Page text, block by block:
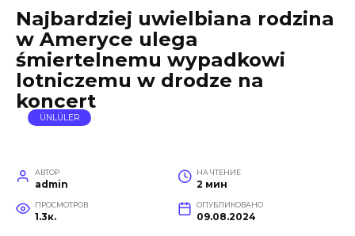
Najbardziej uwielbiana rodzina
w Ameryce ulega
śmiertelnemu wypadkowi
lotniczemu w drodze na
koncert
ÜNLÜLER
АВТОР
admin
НА ЧТЕНИЕ
2 мин
ПРОСМОТРОВ
1.3к.
ОПУБЛИКОВАНО
09.08.2024